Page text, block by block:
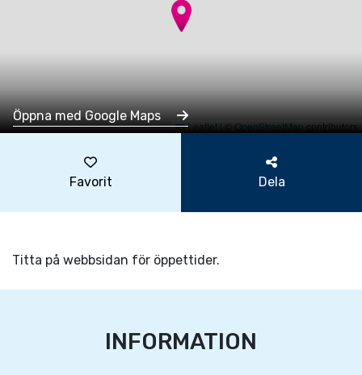
Leaflet|©OpenStreetMapcontributors
Öppna med Google Maps
Favorit Dela
Titta på webbsidan för öppettider.
INFORMATION